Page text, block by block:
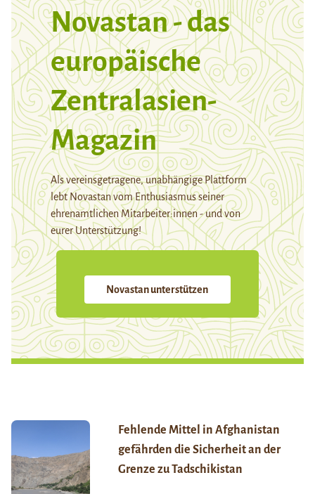
Novastan - das
europäische
Zentralasien-
Magazin
Als vereinsgetragene, unabhängige Plattform
lebt Novastan vom Enthusiasmus seiner
ehrenamtlichen Mitarbeiter:innen - und von
eurer Unterstützung!
Novastan unterstützen
Fehlende Mittel in Afghanistan
gefährden die Sicherheit an der
Grenze zu Tadschikistan